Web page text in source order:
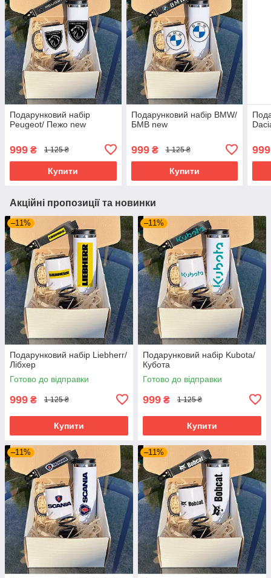
Подарунковий набір
Peugeot/ Пежо new
999 ₴ 1 125 ₴
Купити
Подарунковий набір BMW/
БМВ new
999₴ 1 125 ₴
Купити
999
Акційні пропозиції та новинки
–11%
Подарунковий набір Liebherr/
Лібхер
Готово до відправки
999 ₴ 1 125 ₴
Купити
–11%
Подарунковий набір Kubota/
Кубота
Готово до відправки
999 ₴ 1 125 ₴
Купити
–11% –11%